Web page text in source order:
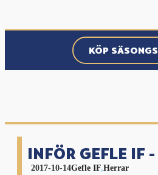
KÖP
INFÖR GEFLE IF
2017-10-14Gefle IF,Herrar